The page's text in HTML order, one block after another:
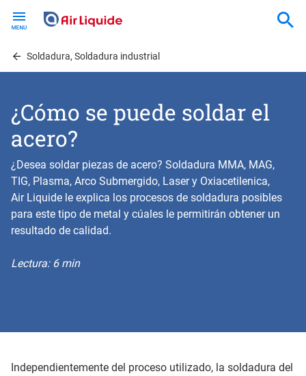
contentSoldadura, Soldadura industrial
¿Cómo se puede soldar el
acero?
¿Desea soldar piezas de acero? Soldadura MMA, MAG,
TIG, Plasma, Arco Submergido, Laser y Oxiacetilenica,
Air Liquide le explica los procesos de soldadura posibles
para este tipo de metal y cúales le permitirán obtener un
resultado de calidad.
Lectura: 6 min
Independientemente del proceso utilizado, la soldadura del